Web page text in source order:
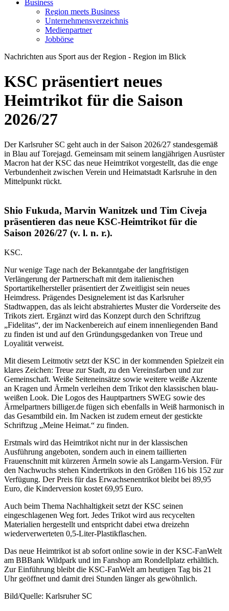
Business
Region meets Business
Unternehmensverzeichnis
Medienpartner
Jobbörse
Nachrichten aus Sport aus der Region - Region im Blick
KSC präsentiert neues
Heimtrikot für die Saison
2026/27
Der Karlsruher SC geht auch in der Saison 2026/27 standesgemäß
in Blau auf Torejagd. Gemeinsam mit seinem langjährigen Ausrüster
Macron hat der KSC das neue Heimtrikot vorgestellt, das die enge
Verbundenheit zwischen Verein und Heimatstadt Karlsruhe in den
Mittelpunkt rückt.
Shio Fukuda, Marvin Wanitzek und Tim Civeja
präsentieren das neue KSC-Heimtrikot für die
Saison 2026/27 (v. l. n. r.).
KSC.
Nur wenige Tage nach der Bekanntgabe der langfristigen
Verlängerung der Partnerschaft mit dem italienischen
Sportartikelhersteller präsentiert der Zweitligist sein neues
Heimdress. Prägendes Designelement ist das Karlsruher
Stadtwappen, das als leicht abstrahiertes Muster die Vorderseite des
Trikots ziert. Ergänzt wird das Konzept durch den Schriftzug
„Fidelitas“, der im Nackenbereich auf einem innenliegenden Band
zu finden ist und auf den Gründungsgedanken von Treue und
Loyalität verweist.
Mit diesem Leitmotiv setzt der KSC in der kommenden Spielzeit ein
klares Zeichen: Treue zur Stadt, zu den Vereinsfarben und zur
Gemeinschaft. Weiße Seiteneinsätze sowie weitere weiße Akzente
an Kragen und Ärmeln verleihen dem Trikot den klassischen blau-
weißen Look. Die Logos des Hauptpartners SWEG sowie des
Ärmelpartners billiger.de fügen sich ebenfalls in Weiß harmonisch in
das Gesamtbild ein. Im Nacken ist zudem erneut der gestickte
Schriftzug „Meine Heimat.“ zu finden.
Erstmals wird das Heimtrikot nicht nur in der klassischen
Ausführung angeboten, sondern auch in einem taillierten
Frauenschnitt mit kürzeren Ärmeln sowie als Langarm-Version. Für
den Nachwuchs stehen Kindertrikots in den Größen 116 bis 152 zur
Verfügung. Der Preis für das Erwachsenentrikot bleibt bei 89,95
Euro, die Kinderversion kostet 69,95 Euro.
Auch beim Thema Nachhaltigkeit setzt der KSC seinen
eingeschlagenen Weg fort. Jedes Trikot wird aus recycelten
Materialien hergestellt und entspricht dabei etwa dreizehn
wiederverwerteten 0,5-Liter-Plastikflaschen.
Das neue Heimtrikot ist ab sofort online sowie in der KSC-FanWelt
am BBBank Wildpark und im Fanshop am Rondellplatz erhältlich.
Zur Einführung bleibt die KSC-FanWelt am heutigen Tag bis 21
Uhr geöffnet und damit drei Stunden länger als gewöhnlich.
Bild/Quelle: Karlsruher SC